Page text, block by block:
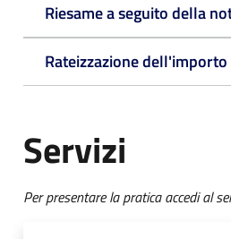
Riesame a seguito della
Rateizzazione
Servizi
Per presentare la pratica accedi al